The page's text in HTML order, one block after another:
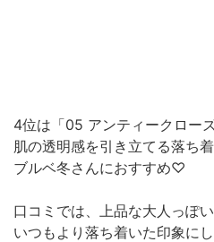
4位は「05 アンティークロー
肌の透明感を引き立てる落ち
ブルベ冬さんにおすすめ♡
口コミでは、上品な大人っぽ
いつもより落ち着いた印象に